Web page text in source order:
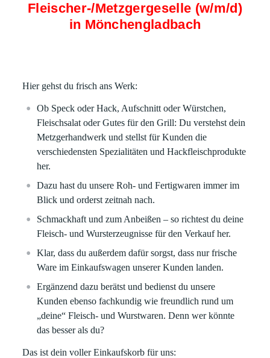
Fleischer-/Metzgergeselle (w/m/d)
in Mönchengladbach
Hier gehst du frisch ans Werk:
Ob Speck oder Hack, Aufschnitt oder Würstchen,
Fleischsalat oder Gutes für den Grill: Du verstehst dein
Metzgerhandwerk und stellst für Kunden die
verschiedensten Spezialitäten und Hackfleischprodukte
her.
Dazu hast du unsere Roh- und Fertigwaren immer im
Blick und orderst zeitnah nach.
Schmackhaft und zum Anbeißen – so richtest du deine
Fleisch- und Wursterzeugnisse für den Verkauf her.
Klar, dass du außerdem dafür sorgst, dass nur frische
Ware im Einkaufswagen unserer Kunden landen.
Ergänzend dazu berätst und bedienst du unsere
Kunden ebenso fachkundig wie freundlich rund um
„deine“ Fleisch- und Wurstwaren. Denn wer könnte
das besser als du?
Das ist dein voller Einkaufskorb für uns: